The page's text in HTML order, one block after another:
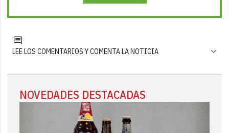
LEE LOS COMENTARIOS Y COMENTA LA NOTICIA
NOVEDADES DESTACADAS